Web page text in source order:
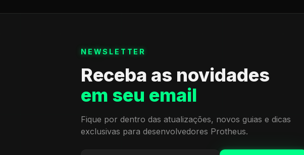
NEWSLETTER
Receba as novidades
em seu email
Fique por dentro das atualizações, novos guias e dicas
exclusivas para desenvolvedores Protheus.